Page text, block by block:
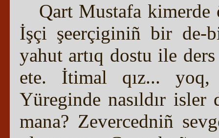
Qart Mustafa kimerde
İşçi şeerçiginiñ bir de-
yahut artıq dostu ile
ete. İtimal qız... yoq,
Yüreginde nasıldır isler
mana? Zevercedniñ